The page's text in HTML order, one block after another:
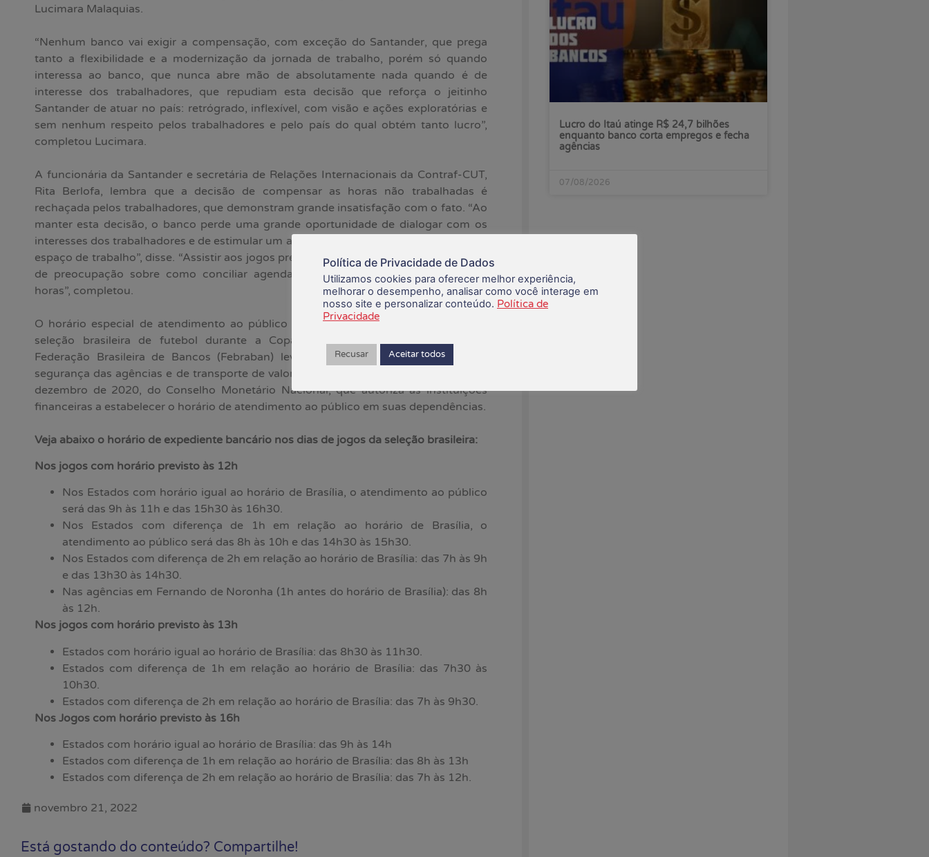
Lucimara Malaquias.
“Nenhum banco vai exigir a compensação, com exceção do Santander, que prega
tanto a flexibilidade e a modernização da jornada de trabalho, porém só quando
interessa ao banco, que nunca abre mão de absolutamente nada quando é de
interesse dos trabalhadores, que repudiam esta decisão que reforça o jeitinho
Santander de atuar no país: retrógrado, inflexível, com visão e ações exploratórias e
sem nenhum respeito pelos trabalhadores e pelo país do qual obtém tanto lucro”,
completou Lucimara.
A funcionária da Santander e secretária de Relações Internacionais da Contraf-CUT,
Rita Berlofa, lembra que a decisão de compensar as horas não trabalhadas é
rechaçada pelos trabalhadores, que demonstram grande insatisfação com o fato. “Ao
manter esta decisão, o banco perde uma grande oportunidade de dialogar com os
interesses dos trabalhadores e de estimular um ambiente mais integrativo e salutar no
espaço de trabalho”, disse. “Assistir aos jogos precisa ser um momento de lazer e não
de preocupação sobre como conciliar agenda pessoal com a compensação das
horas”, completou.
O horário especial de atendimento ao público nas agências, nos dias de jogos da
seleção brasileira de futebol durante a Copa do Mundo,
Federação Brasileira de Bancos (Febraban) levando em conta questões como a
segurança das agências e de transporte de valores e a Resolução nº 4.880, de 23 de
dezembro de 2020, do Conselho Monetário Nacional, que autoriza as instituições
financeiras a estabelecer o horário de atendimento ao público em suas dependências.
Veja abaixo o horário de expediente bancário nos dias de jogos da seleção brasileira:
Nos jogos com horário previsto às 12h
Nos Estados com horário igual ao horário de Brasília, o atendimento ao público
será das 9h às 11h e das 15h30 às 16h30.
Nos Estados com diferença de 1h em relação ao horário de Brasília, o
atendimento ao público será das 8h às 10h e das 14h30 às 15h30.
Nos Estados com diferença de 2h em relação ao horário de Brasília: das 7h às 9h
e das 13h30 às 14h30.
Nas agências em Fernando de Noronha (1h antes do horário de Brasília): das 8h
às 12h.
Nos jogos com horário previsto às 13h
Estados com horário igual ao horário de Brasília: das 8h30 às 11h30.
Estados com diferença de 1h em relação ao horário de Brasília: das 7h30 às
10h30.
Estados com diferença de 2h em relação ao horário de Brasília: das 7h às 9h30.
Nos Jogos com horário previsto às 16h
Estados com horário igual ao horário de Brasília: das 9h às 14h
Estados com diferença de 1h em relação ao horário de Brasília: das 8h às 13h
Estados com diferença de 2h em relação ao horário de Brasília: das 7h às 12h.
novembro 21, 2022
Está gostando do conteúdo? Compartilhe!
Lucro do Itaú atinge R$ 24,7 bilhões
enquanto banco corta empregos e fecha
agências
07/08/2026
Política de Privacidade de Dados
Utilizamos cookies para oferecer melhor experiência,
melhorar o desempenho, analisar como você interage em
nosso site e personalizar conteúdo. Política de
Privacidade
Recusar Aceitar todos